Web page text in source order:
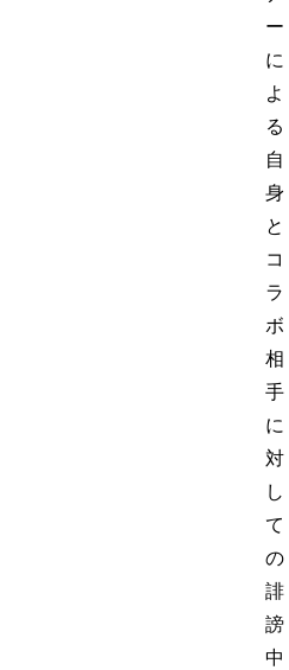
ー
に
よ
る
自
身
と
コ
ラ
ボ
相
手
に
対
し
て
の
誹
謗
中